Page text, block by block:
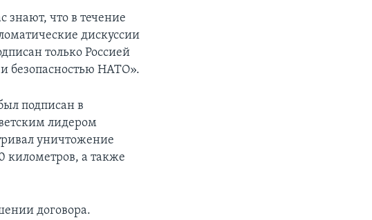
знают, что в течение
дискуссии
только Россией
безопасностью НАТО».
подписан в
лидером
уничтожение
километров, а также
договора.